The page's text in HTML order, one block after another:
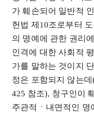
가 훼손되어 일반적
헌법 제10조로부터
의 명예에 관한 권리
인격에 대한 사회적
가를 말하는 것이지
정은 포함되지 않는
425 참조), 청구인이
주관적ㆍ내면적인 명